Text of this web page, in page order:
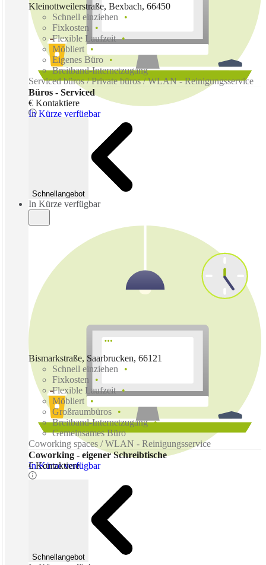
In Kürze verfügbar
Kleinottweilerstraße, Bexbach, 66450
Schnell einziehen
Fixkosten
Flexible Laufzeit
Möbliert
Eigenes Büro
Breitband-Internetzugang
Serviced büros / Private büros / WLAN - Reinigungsservice
Büros - Serviced
€ Kontaktiere
Schnellangebot
In Kürze verfügbar
In Kürze verfügbar
Bismarkstraße, Saarbrucken, 66121
Schnell einziehen
Fixkosten
Flexible Laufzeit
Möbliert
Großraumbüros
Breitband-Internetzugang
Gemeinsames Büro
Coworking spaces / WLAN - Reinigungsservice
Coworking - eigener Schreibtische
€ Kontaktiere
Schnellangebot